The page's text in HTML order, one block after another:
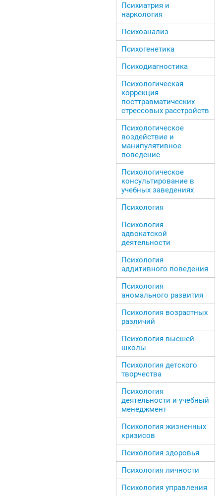
Психиатрия и
наркология
Психоанализ
Психогенетика
Психодиагностика
Психологическая
коррекция
посттравматических
стрессовых расстройств
Психологическое
воздействие и
манипулятивное
поведение
Психологическое
консультирование в
учебных заведениях
Психология
Психология
адвокатской
деятельности
Психология
аддитивного поведения
Психология
аномального развития
Психология возрастных
различий
Психология высшей
школы
Психология детского
творчества
Психология
деятельности и учебный
менеджмент
Психология жизненных
кризисов
Психология здоровья
Психология личности
Психология управления